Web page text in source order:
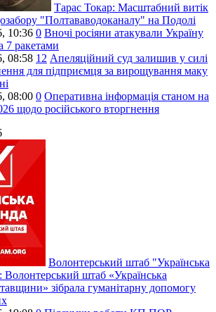
Тарас Токар: Масштабний витік
"Полтававодоканалу" на Подолі
10:36 0 Вночі росіяни атакували Україну
7 ракетами
08:58 12 Апеляційний суд залишив у силі
для підприємця за вирощування маку
08:00 0 Оперативна інформація станом на
щодо російського вторгнення
Волонтерський штаб "Українська
Волонтерський штаб «Українська
зібрала гуманітарну допомогу